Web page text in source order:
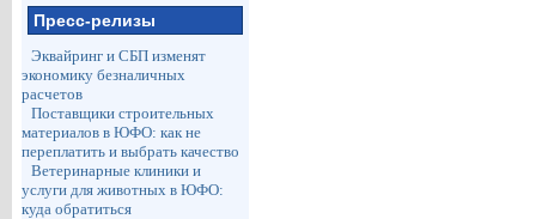
Пресс-релизы
Эквайринг и СБП изменят
экономику безналичных
расчетов
Поставщики строительных
материалов в ЮФО: как не
переплатить и выбрать качество
Ветеринарные клиники и
услуги для животных в ЮФО:
куда обратиться